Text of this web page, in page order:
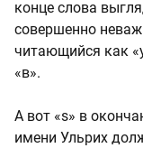
конце слова
совершенно
читающийся как
«в».
А вот «s» в
имени Ульрих